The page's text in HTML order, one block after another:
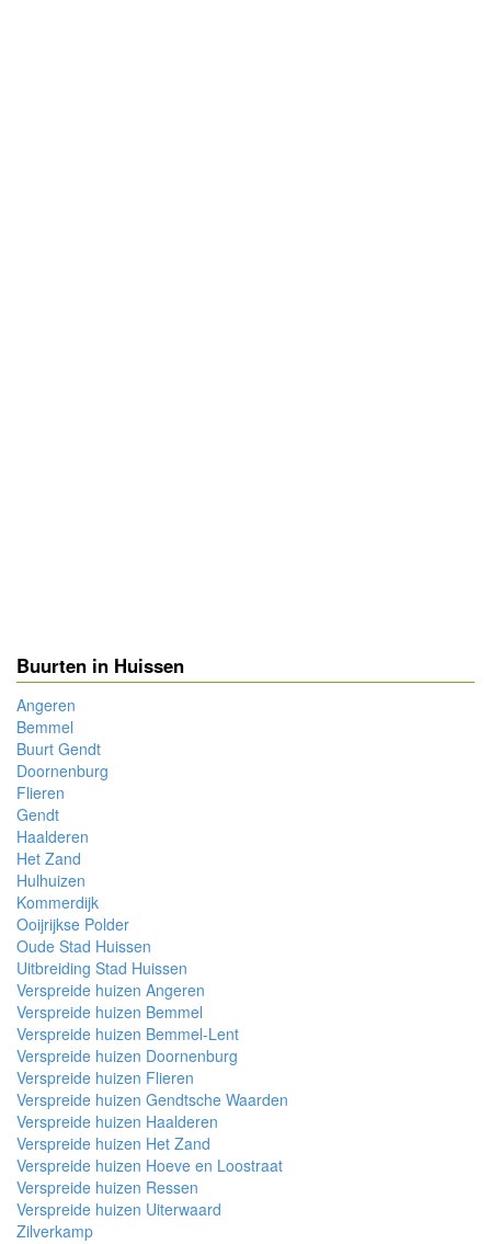
Buurten in Huissen
Angeren
Bemmel
Buurt Gendt
Doornenburg
Flieren
Gendt
Haalderen
Het Zand
Hulhuizen
Kommerdijk
Ooijrijkse Polder
Oude Stad Huissen
Uitbreiding Stad Huissen
Verspreide huizen Angeren
Verspreide huizen Bemmel
Verspreide huizen Bemmel-Lent
Verspreide huizen Doornenburg
Verspreide huizen Flieren
Verspreide huizen Gendtsche Waarden
Verspreide huizen Haalderen
Verspreide huizen Het Zand
Verspreide huizen Hoeve en Loostraat
Verspreide huizen Ressen
Verspreide huizen Uiterwaard
Zilverkamp